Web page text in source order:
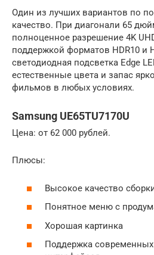
Один из лучших вариантов по
качество. При диагонали 65
полноценное разрешение 4K
поддержкой форматов HDR10 и
светодиодная подсветка Edge
естественные цвета и запас
фильмов в любых условиях.
Samsung UE65TU7170U
Цена: от 62 000 рублей.
Плюсы:
Высокое качество
Понятное меню с
Хорошая картинка
Поддержка